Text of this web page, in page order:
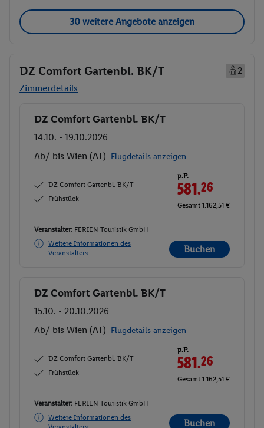
30 weitere Angebote anzeigen
DZ Comfort Gartenbl. BK/T
2
Zimmerdetails
Buchen
DZ Comfort Gartenbl. BK/T
14.10. - 19.10.2026
Ab/ bis Wien (AT) Flugdetails anzeigen
DZ Comfort Gartenbl. BK/T
Frühstück
p.P.
581.26
Gesamt 1.162,51 €
Veranstalter: FERIEN Touristik GmbH
Weitere Informationen des
Veranstalters
Buchen
Buchen
DZ Comfort Gartenbl. BK/T
15.10. - 20.10.2026
Ab/ bis Wien (AT) Flugdetails anzeigen
DZ Comfort Gartenbl. BK/T
Frühstück
p.P.
581.26
Gesamt 1.162,51 €
Veranstalter: FERIEN Touristik GmbH
Weitere Informationen des
Buchen